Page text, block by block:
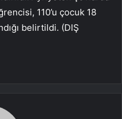
110’u çocuk 18
belirtildi. (DIŞ